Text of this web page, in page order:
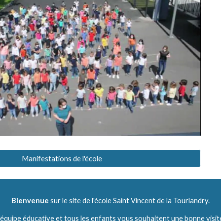
Manifestations de l'école
Bienvenue sur le site de l'école Saint Vincent de la Tourlandry.
éducative et tous les enfants vous souhaitent une bonne